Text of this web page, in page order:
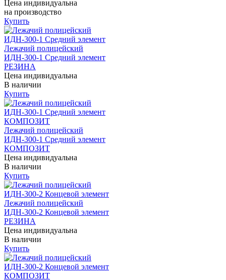
Цена индивидуальна
на производство
Купить
Лежачий полицейский
ИДН-300-1 Средний элемент
РЕЗИНА
Цена индивидуальна
В наличии
Купить
Лежачий полицейский
ИДН-300-1 Средний элемент
КОМПОЗИТ
Цена индивидуальна
В наличии
Купить
Лежачий полицейский
ИДН-300-2 Концевой элемент
РЕЗИНА
Цена индивидуальна
В наличии
Купить